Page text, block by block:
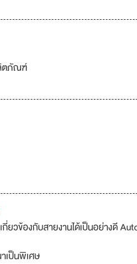
ตภัณฑ์
ยวข้องกับสายงานได้เป็นอย่างดี
เป็นพิเศษ